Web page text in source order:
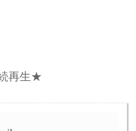
再生★